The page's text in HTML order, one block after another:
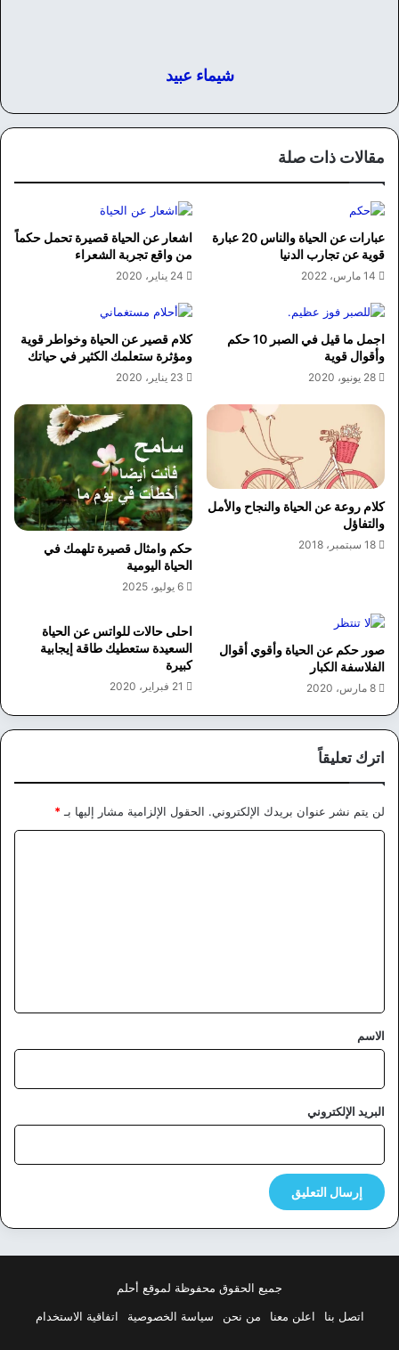
شيماء عبيد
مقالات ذات صلة
عبارات عن الحياة والناس 20 عبارة
قوية عن تجارب الدنيا
14 مارس، 2022
اشعار عن الحياة قصيرة تحمل حكماً
من واقع تجربة الشعراء
24 يناير، 2020
اجمل ما قيل في الصبر 10 حكم
وأقوال قوية
28 يونيو، 2020
كلام قصير عن الحياة وخواطر قوية
ومؤثرة ستعلمك الكثير في حياتك
23 يناير، 2020
كلام روعة عن الحياة والنجاح والأمل
والتفاؤل
18 سبتمبر، 2018
حكم وامثال قصيرة تلهمك في
الحياة اليومية
6 يوليو، 2025
صور حكم عن الحياة وأقوي أقوال
الفلاسفة الكبار
8 مارس، 2020
احلى حالات للواتس عن الحياة
السعيدة ستعطيك طاقة إيجابية
كبيرة
21 فبراير، 2020
اترك تعليقاً
لن يتم نشر عنوان بريدك الإلكتروني. الحقول الإلزامية مشار إليها بـ *
*
الاسم
البريد الإلكتروني
جميع الحقوق محفوظة لموقع أحلم
اتصل بنا
اعلن معنا من نحن سياسة الخصوصية اتفاقية الاستخدام